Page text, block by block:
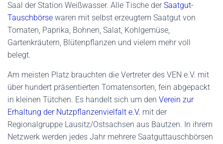
Saal der Station Weißwasser. Alle Tische derSaatgut-
Tauschbörse waren mit selbst erzeugtem Saatgut von
Tomaten, Paprika, Bohnen, Salat, Kohlgemüse,
Gartenkräutern, Blütenpflanzen und vielem mehr voll
belegt.
Am meisten Platz brauchten die Vertreter des VEN e.V. mit
über hundert präsentierten Tomatensorten, fein abgepackt
in kleinen Tütchen. Es handelt sich um den Verein zur
Erhaltung der Nutzpflanzenvielfalt e.V. mit der
Regionalgruppe Lausitz/Ostsachsen aus Bautzen. In ihrem
Netzwerk werden jedes Jahr mehrere Saatguttauschbörsen